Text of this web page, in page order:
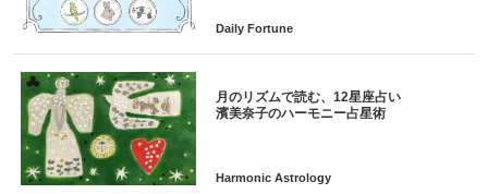
月のリズムで読む、12星座占い